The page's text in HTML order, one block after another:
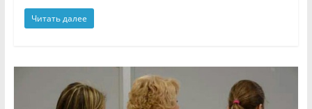
Читать далее